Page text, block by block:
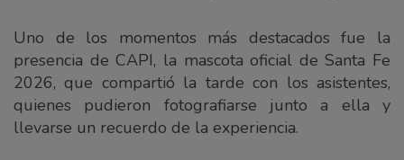
Uno de los momentos más destacados fue la
presencia de CAPI, la mascota oficial de Santa Fe
2026, que compartió la tarde con los asistentes,
quienes pudieron fotografiarse junto a ella y
llevarse un recuerdo de la experiencia.